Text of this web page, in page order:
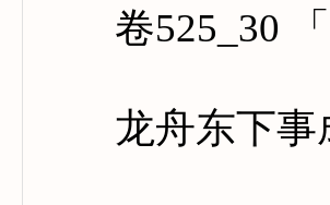
卷525_30 「
龙舟东下事